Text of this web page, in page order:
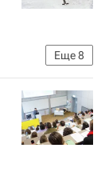
Еще8